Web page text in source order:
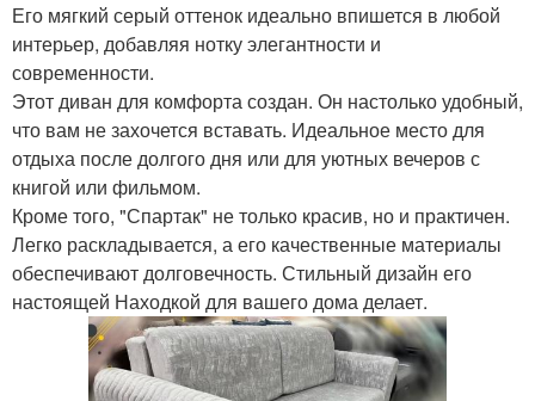
Его мягкий серый оттенок идеально впишется в любой
интерьер, добавляя нотку элегантности и
современности.
Этот диван для комфорта создан. Он настолько удобный,
что вам не захочется вставать. Идеальное место для
отдыха после долгого дня или для уютных вечеров с
книгой или фильмом.
Кроме того, "Спартак" не только красив, но и практичен.
Легко раскладывается, а его качественные материалы
обеспечивают долговечность. Стильный дизайн его
настоящей Находкой для вашего дома делает.